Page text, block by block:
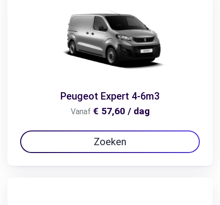
Peugeot Expert 4-6m3
Vanaf € 57,60 / dag
Zoeken